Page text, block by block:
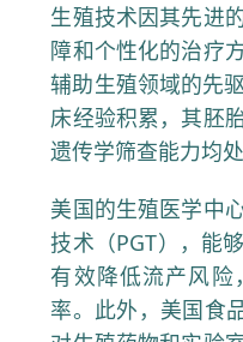
生殖技术因其先进
障和个性化的治疗
辅助生殖领域的先
床经验积累，其胚
遗传学筛查能力均
美国的生殖医学中
技术（PGT），能
有效降低流产风
率。此外，美国食